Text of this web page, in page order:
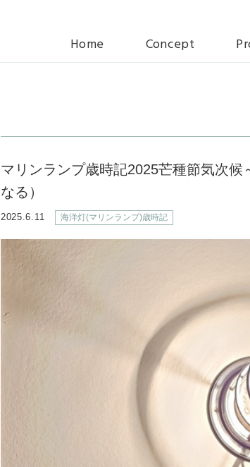
Home Concept
マリンランプ歳時記2025芒種節気次
なる）
2025.6.11 海洋灯(マリンランプ)歳時記